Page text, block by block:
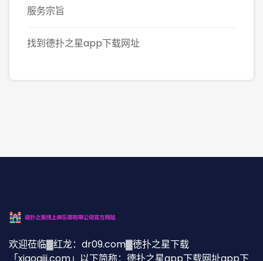
服务宗旨
找到德扑之星app下载网址
欢迎莅临▓红龙：dr09.com▓徳扑之星下载